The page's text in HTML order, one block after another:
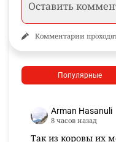
Комментарии
Популярные
Arman Hasanuli
8 часов назад
Так из коровы их